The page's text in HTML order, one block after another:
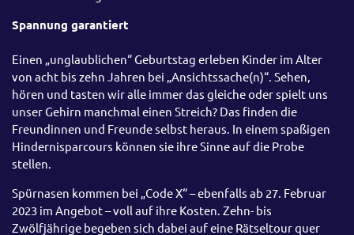
Spannung garantiert
Einen „unglaublichen“ Geburtstag erleben Kinder im Alter
von acht bis zehn Jahren bei „Ansichtssache(n)“. Sehen,
hören und tasten wir alle immer das gleiche oder spielt uns
unser Gehirn manchmal einen Streich? Das finden die
Freundinnen und Freunde selbst heraus. In einem spaßigen
Hindernisparcours können sie ihre Sinne auf die Probe
stellen.
Spürnasen kommen bei „Code X“ – ebenfalls ab 27. Februar
2023 im Angebot – voll auf ihre Kosten. Zehn- bis
Zwölfjährige begeben sich dabei auf eine Rätseltour quer